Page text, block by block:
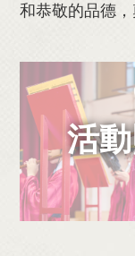
和恭敬的品德，
活